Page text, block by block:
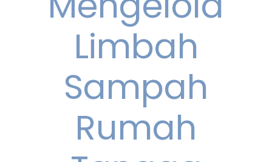
Limbah
Sampah
Rumah